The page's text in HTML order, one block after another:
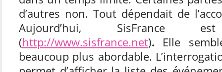
d’autres non. Tout dépendait de
Aujourd’hui,
(http://www.sisfrance.net). Elle
beaucoup plus abordable.